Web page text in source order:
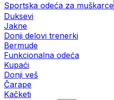
Sportska odeća za muškarce
Duksevi
Jakne
Donji delovi trenerki
Bermude
Funkcionalna odeća
Kupaći
Donji veš
Čarape
Kačketi